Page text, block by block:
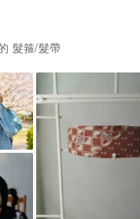
髮箍/髮帶